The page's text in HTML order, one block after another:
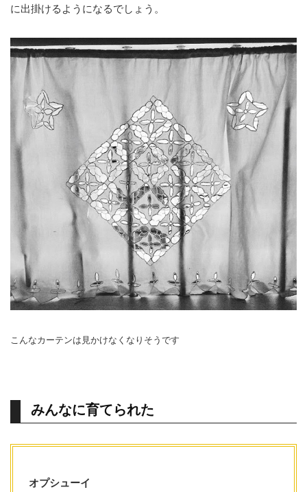
に出掛けるようになるでしょう。
こんなカーテンは見かけなくなりそうです
みんなに育てられた
オプシューイ